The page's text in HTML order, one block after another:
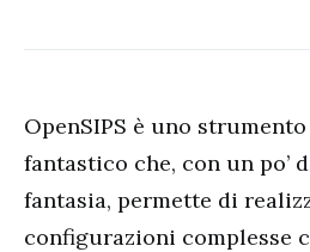
OpenSIPS è uno
fantastico che, con un po’
fantasia, permette di
configurazioni complesse